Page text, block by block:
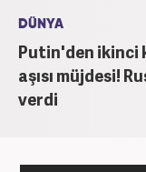
DÜNYA
Putin'den ikinci
aşısı müjdesi!
verdi